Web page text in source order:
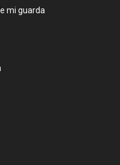
mi guarda